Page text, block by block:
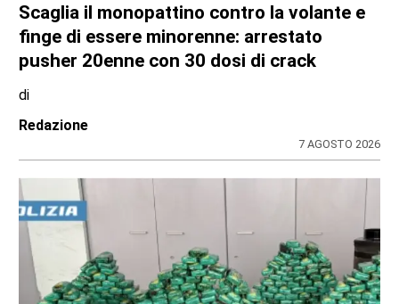
Scaglia il monopattino contro la volante e
finge di essere minorenne: arrestato
pusher 20enne con 30 dosi di crack
di
Redazione
7 AGOSTO 2026